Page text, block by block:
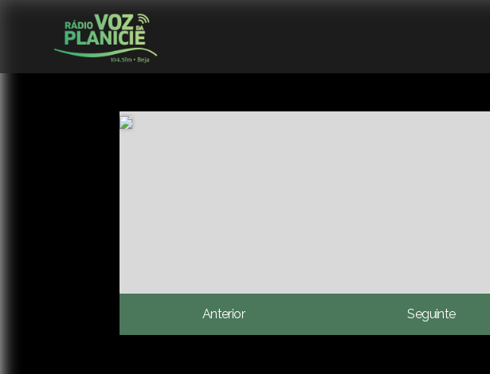
Anterior Seguinte